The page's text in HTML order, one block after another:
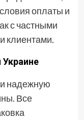
оплаты и
с частными
клиентами.
Украине
надежную
Все